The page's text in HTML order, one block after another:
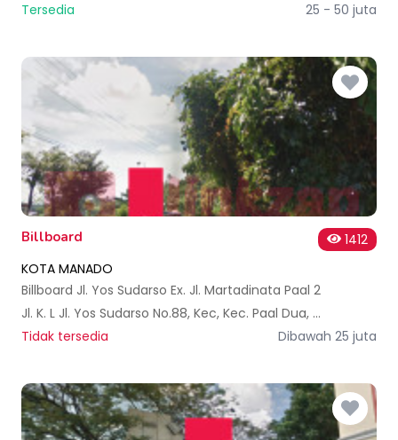
Tersedia
25 - 50 juta
Billboard
1412
KOTA MANADO
Billboard Jl. Yos Sudarso Ex. Jl. Martadinata Paal 2
Jl. K. L Jl. Yos Sudarso No.88, Kec, Kec. Paal Dua, Kota Manado, Sulawesi Utara 95129, Indonesia
Tidak tersedia
Dibawah 25 juta